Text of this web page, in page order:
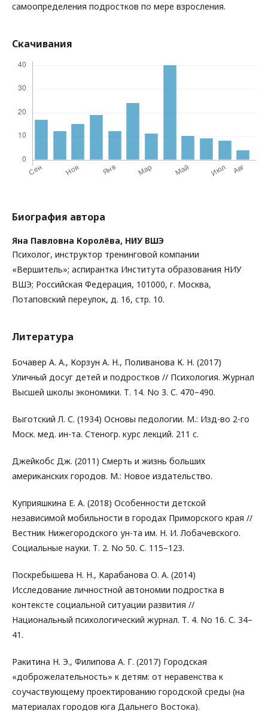
самоопределения подростков по мере взросления.
Скачивания
Биография автора
Яна Павловна Королёва, НИУ ВШЭ
Психолог, инструктор тренинговой компании
«Вершитель»; аспирантка Института образования НИУ
ВШЭ; Российская Федерация, 101000, г. Москва,
Потаповский переулок, д. 16, стр. 10.
Литература
Бочавер А. А., Корзун А. Н., Поливанова К. Н. (2017)
Уличный досуг детей и подростков // Психология. Журнал
Высшей школы экономики. Т. 14. No 3. С. 470–490.
Выготский Л. С. (1934) Основы педологии. М.: Изд-во 2-го
Моск. мед. ин-та. Стеногр. курс лекций. 211 с.
Джейкобс Дж. (2011) Смерть и жизнь больших
американских городов. М.: Новое издательство.
Куприяшкина Е. А. (2018) Особенности детской
независимой мобильности в городах Приморского края //
Вестник Нижегородского ун-та им. Н. И. Лобачевского.
Социальные науки. Т. 2. No 50. С. 115–123.
Поскребышева Н. Н., Карабанова О. А. (2014)
Исследование личностной автономии подростка в
контексте социальной ситуации развития //
Национальный психологический журнал. Т. 4. No 16. С. 34–
41.
Ракитина Н. Э., Филипова А. Г. (2017) Городская
«доброжелательность» к детям: от неравенства к
соучаствующему проектированию городской среды (на
материалах городов юга Дальнего Востока).